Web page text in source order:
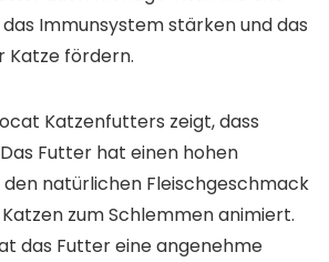
Immunsystem stärken und das
Katze fördern.
Katzenfutters zeigt, dass
Futter hat einen hohen
den natürlichen Fleischgeschmack
zum Schlemmen animiert.
das Futter eine angenehme